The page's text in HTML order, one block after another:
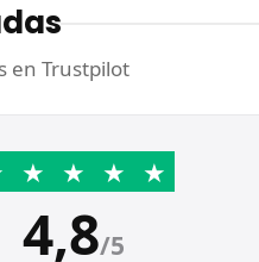
en Trustpilot
★ ★ ★ ★
4,8/5